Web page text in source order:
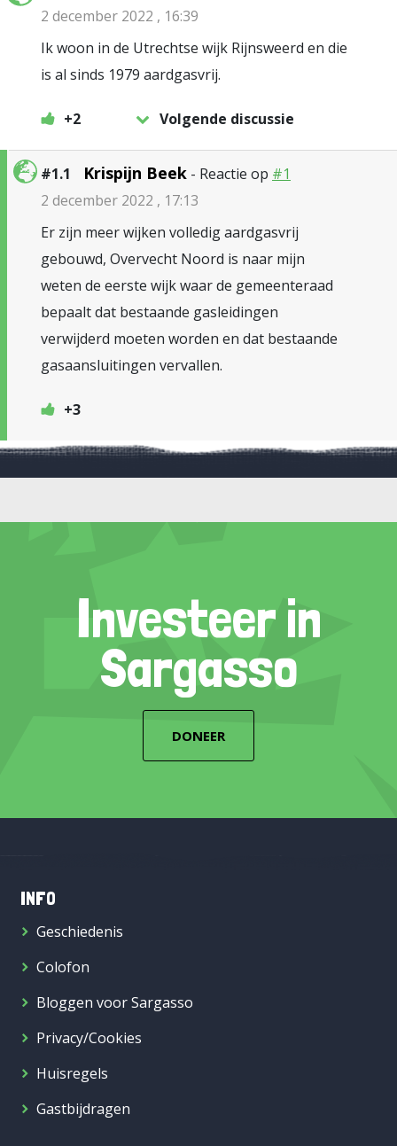
2 december 2022 , 16:39
Ik woon in de Utrechtse wijk Rijnsweerd en die
is al sinds 1979 aardgasvrij.
+2 Volgende discussie
#1.1 Krispijn Beek - Reactie op #1
2 december 2022 , 17:13
Er zijn meer wijken volledig aardgasvrij
gebouwd, Overvecht Noord is naar mijn
weten de eerste wijk waar de gemeenteraad
bepaalt dat bestaande gasleidingen
verwijderd moeten worden en dat bestaande
gasaansluitingen vervallen.
+3
Investeer in
Sargasso
DONEER
INFO
Geschiedenis
Colofon
Bloggen voor Sargasso
Privacy/Cookies
Huisregels
Gastbijdragen